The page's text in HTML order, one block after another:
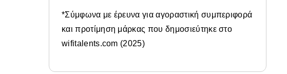
*Σύμφωνα με έρευνα για αγοραστική συμπεριφορά
και προτίμηση μάρκας που δημοσιεύτηκε στο
wifitalents.com (2025)